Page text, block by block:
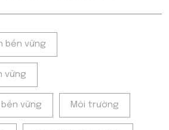
bền vững
vững
vững Môi trường